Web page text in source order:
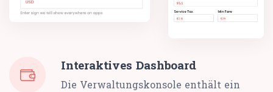
Interaktives Dashboard
Die Verwaltungskonsole enthält ein